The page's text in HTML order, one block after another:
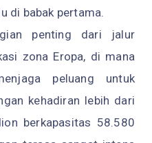
di babak pertama.
penting dari jalur
zona Eropa, di mana
peluang untuk
kehadiran lebih dari
berkapasitas 58.580